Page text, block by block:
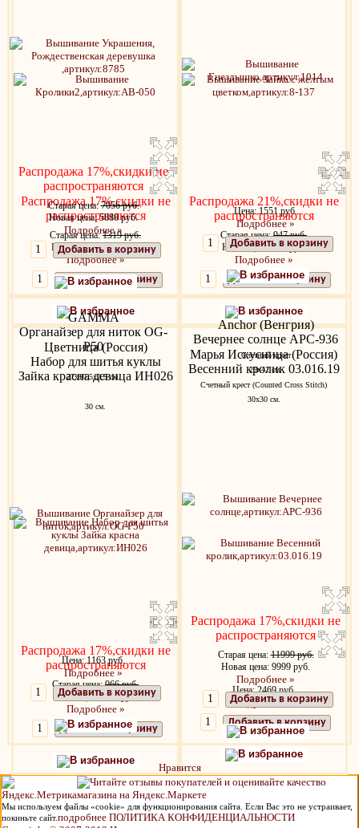
Распродажа 17%,скидки не
распространяются
Старая цена:1319 руб.
Новая цена: 1099 руб.
Подробнее »
Добавить в корзину
В избранное
Распродажа 21%,скидки не
распространяются
Старая цена:947 руб.
Новая цена: 751 руб.
Подробнее »
Добавить в корзину
В избранное
Цветница (Россия)
Набор для шитья куклы
Зайка красна девица ИН026
30 см.
Распродажа 17%,скидки не
распространяются
Старая цена:966 руб.
Новая цена: 805 руб.
Подробнее »
Добавить в корзину
В избранное
Марья Искусница (Россия)
Весенний кролик 03.016.19
Счетный крест (Counted Cross Stitch)
30x30 см.
Цена: 2469 руб.
Подробнее »
Добавить в корзину
В избранное
Распродажа 17%,скидки не
распространяются
Старая цена:7056 руб.
Новая цена: 5880 руб.
Подробнее »
Добавить в корзину
В избранное
Цена: 1551 руб.
Подробнее »
Добавить в корзину
В избранное
GAMMA
Органайзер для ниток OG-
P50
27х10.5х2.5 см.
Цена: 1163 руб.
Подробнее »
Добавить в корзину
В избранное
Anchor (Венгрия)
Вечернее солнце APC-936
Счетный крест
29x42 см.
Распродажа 17%,скидки не
распространяются
Старая цена:11999 руб.
Новая цена: 9999 руб.
Подробнее »
Добавить в корзину
В избранное
Нравится
Мы используем файлы «cookie» для функционирования сайта. Если Вас это не устраивает,
покиньте сайт.подробнее ПОЛИТИКА КОНФИДЕНЦИАЛЬНОСТИ